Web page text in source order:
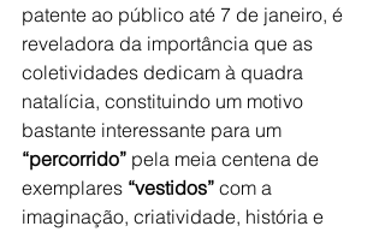
patente ao público até 7 de janeiro, é
reveladora da importância que as
coletividades dedicam à quadra
natalícia, constituindo um motivo
bastante interessante para um
“percorrido” pela meia centena de
exemplares “vestidos” com a
imaginação, criatividade, história e